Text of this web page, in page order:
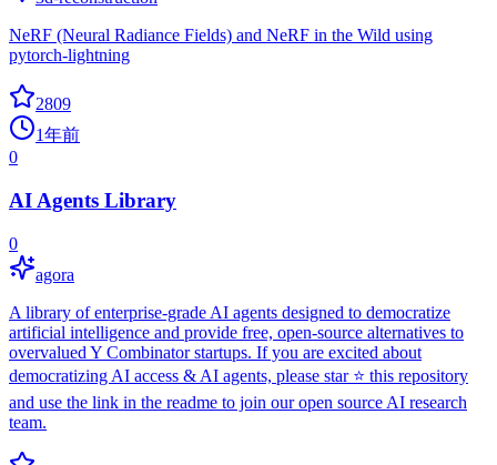
NeRF (Neural Radiance Fields) and NeRF in the Wild using
pytorch-lightning
2809
1年前
0
AI Agents Library
0
agora
A library of enterprise-grade AI agents designed to democratize
artificial intelligence and provide free, open-source alternatives to
overvalued Y Combinator startups. If you are excited about
democratizing AI access & AI agents, please star ⭐️ this repository
and use the link in the readme to join our open source AI research
team.